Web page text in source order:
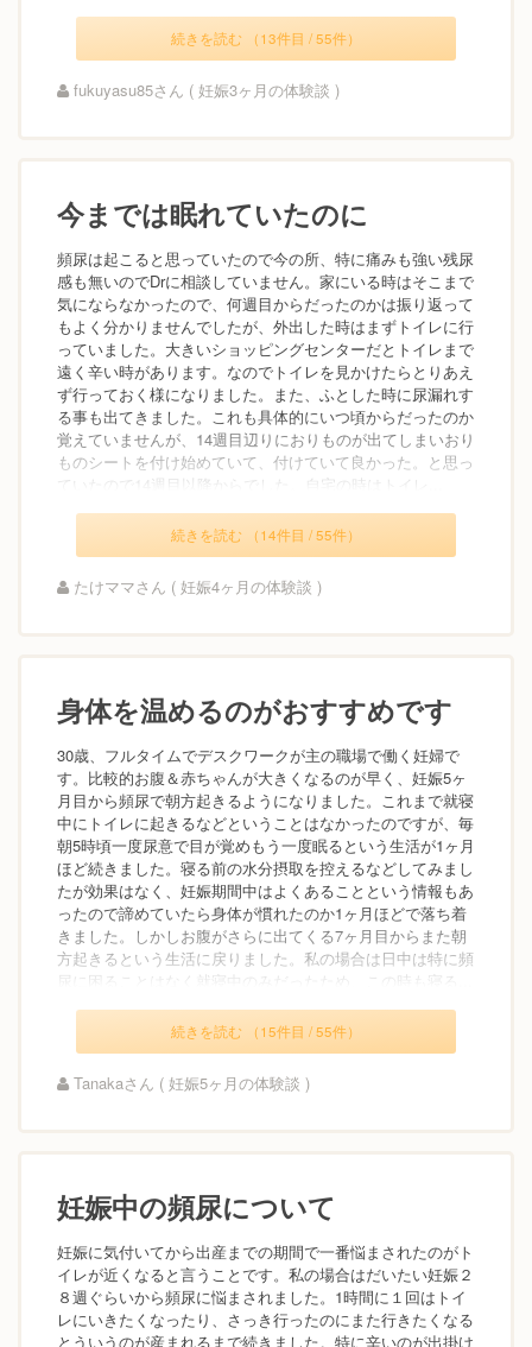
続きを読む （13件目 / 55件）
fukuyasu85さん ( 妊娠3ヶ月の体験談 )
今までは眠れていたのに
頻尿は起こると思っていたので今の所、特に痛みも強い残尿
感も無いのでDrに相談していません。家にいる時はそこまで
気にならなかったので、何週目からだったのかは振り返って
もよく分かりませんでしたが、外出した時はまずトイレに行
っていました。大きいショッピングセンターだとトイレまで
遠く辛い時があります。なのでトイレを見かけたらとりあえ
ず行っておく様になりました。また、ふとした時に尿漏れす
る事も出てきました。これも具体的にいつ頃からだったのか
覚えていませんが、14週目辺りにおりものが出てしまいおり
ものシートを付け始めていて、付けていて良かった。と思っ
ていたので14週目以降からでした。自宅の時はトイレ...
続きを読む （14件目 / 55件）
たけママさん ( 妊娠4ヶ月の体験談 )
身体を温めるのがおすすめです
30歳、フルタイムでデスクワークが主の職場で働く妊婦で
す。比較的お腹＆赤ちゃんが大きくなるのが早く、妊娠5ヶ
月目から頻尿で朝方起きるようになりました。これまで就寝
中にトイレに起きるなどということはなかったのですが、毎
朝5時頃一度尿意で目が覚めもう一度眠るという生活が1ヶ月
ほど続きました。寝る前の水分摂取を控えるなどしてみまし
たが効果はなく、妊娠期間中はよくあることという情報もあ
ったので諦めていたら身体が慣れたのか1ヶ月ほどで落ち着
きました。しかしお腹がさらに出てくる7ヶ月目からまた朝
方起きるという生活に戻りました。私の場合は日中は特に頻
尿に困ることはなく就寝中のみだったため、この時も寝る...
続きを読む （15件目 / 55件）
Tanakaさん ( 妊娠5ヶ月の体験談 )
妊娠中の頻尿について
妊娠に気付いてから出産までの期間で一番悩まされたのがト
イレが近くなると言うことです。私の場合はだいたい妊娠２
８週ぐらいから頻尿に悩まされました。1時間に１回はトイ
レにいきたくなったり、さっき行ったのにまた行きたくなる
とういうのが産まれるまで続きました。特に辛いのが出掛け